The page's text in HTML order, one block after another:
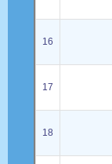
16
17
18